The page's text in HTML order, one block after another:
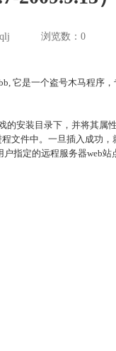
浏览数： 0
它是一个盗号木马程序
安装目录下，并将其属
文件中。一旦插入成功
指定的远程服务器web